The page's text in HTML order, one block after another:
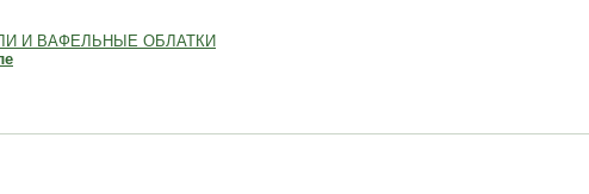
И ВАФЕЛЬНЫЕ ОБЛАТКИ